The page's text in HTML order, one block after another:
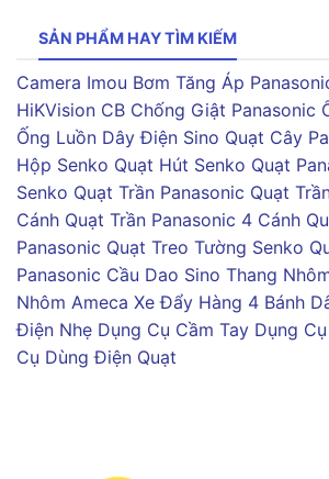
SẢN PHẨM HAY TÌM KIẾM
Camera Imou Bơm Tăng Áp
HiKVision CB Chống Giật Panasonic
Ống Luồn Dây Điện Sino Quạt Cây
Hộp Senko Quạt Hút Senko Quạt
Senko Quạt Trần Panasonic Quạt
Cánh Quạt Trần Panasonic 4 Cánh
Panasonic Quạt Treo Tường Senko
Panasonic Cầu Dao Sino Thang
Nhôm Ameca Xe Đẩy Hàng 4 Bánh
Điện Nhẹ Dụng Cụ Cầm Tay Dụng
Cụ Dùng Điện Quạt